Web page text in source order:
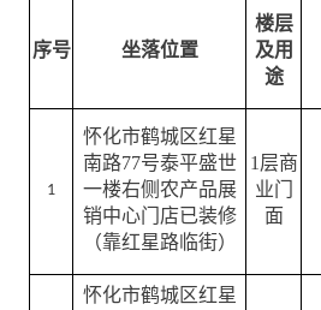
序号 坐落位置
楼层
及用
途
1
怀化市鹤城区红星
南路77号泰平盛世
一楼右侧农产品展
销中心门店已装修
（靠红星路临街）
1层商
业门
面
怀化市鹤城区红星